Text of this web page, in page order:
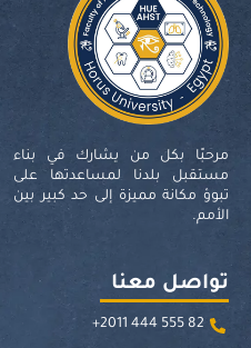
مرحبًا بكل من يشارك في بناء
مستقبل بلدنا لمساعدتها على
تبوؤ مكانة مميزة إلى حد كبير بين
الأمم.
تواصل معنا
82 555 444 2011+